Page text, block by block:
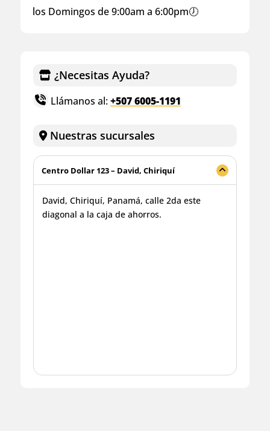
los Domingos de 9:00am a 6:00pm🕖
¿Necesitas Ayuda?
Llámanos al:+507 6005-1191
Nuestras sucursales
Centro Dollar 123 – David, Chiriquí
David, Chiriquí, Panamá, calle 2da este
diagonal a la caja de ahorros.